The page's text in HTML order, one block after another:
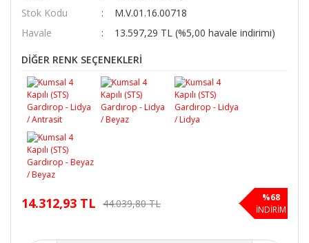
Stok Kodu
M.V.01.16.00718
Havale
13.597,29 TL (%5,00 havale indirimi)
DİĞER RENK SEÇENEKLERİ
14.312,93 TL 44.039,80 TL
%68
İNDİRİM